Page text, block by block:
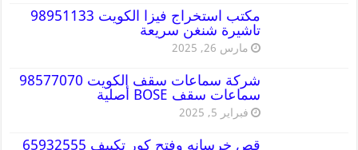
مكتب استخراج فيزا الكويت 98951133
تاشيرة شنغن سريعة
مارس 26, 2025
شركة سماعات سقف الكويت 98577070
سماعات سقف BOSE أصلية
فبراير 5, 2025
قص خرسانه وفتح كور تكييف 65932555